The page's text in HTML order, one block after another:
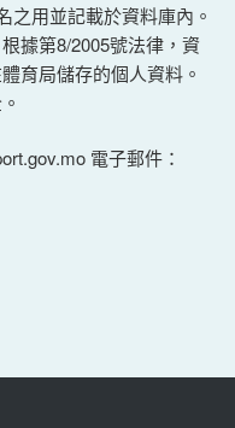
之用並記載於資料庫內。
據第8/2005號法律，資
育局儲存的個人資料。
電子郵件：